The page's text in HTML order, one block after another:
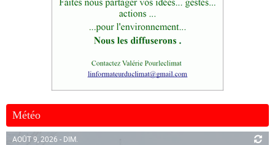
Météo
AOÛT 9, 2026 - DIM.